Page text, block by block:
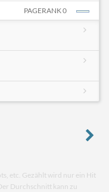
PAGERANK 0
etc. Gezählt wird nur ein Hit
Durchschnitt kann zu